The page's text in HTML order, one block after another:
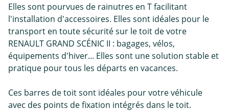
Elles sont pourvues de rainutres en T facilitant
l'installation d'accessoires. Elles sont idéales pour le
transport en toute sécurité sur le toit de votre
RENAULT GRAND SCÉNIC II : bagages, vélos,
équipements d'hiver... Elles sont une solution stable et
pratique pour tous les départs en vacances.
Ces barres de toit sont idéales pour votre véhicule
avec des points de fixation intégrés dans le toit.